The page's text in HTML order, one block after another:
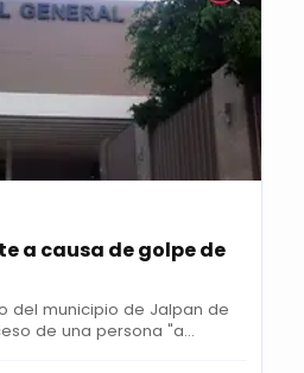
a causa de golpe de
del municipio de Jalpan de
de una persona "a...